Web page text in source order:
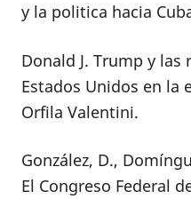
y la politica hacia
Donald J. Trump y las
Estados Unidos en la
Orfila Valentini.
González, D.,
El Congreso Federal